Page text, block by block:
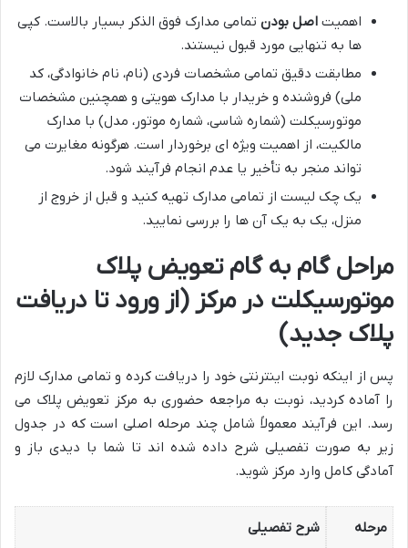
اهمیت اصل بودن تمامی مدارک فوق الذکر بسیار بالاست. کپی
ها به تنهایی مورد قبول نیستند.
مطابقت دقیق تمامی مشخصات فردی (نام، نام خانوادگی، کد
ملی) فروشنده و خریدار با مدارک هویتی و همچنین مشخصات
موتورسیکلت (شماره شاسی، شماره موتور، مدل) با مدارک
مالکیت، از اهمیت ویژه ای برخوردار است. هرگونه مغایرت می
تواند منجر به تأخیر یا عدم انجام فرآیند شود.
یک چک لیست از تمامی مدارک تهیه کنید و قبل از خروج از
منزل، یک به یک آن ها را بررسی نمایید.
مراحل گام به گام تعویض پلاک
موتورسیکلت در مرکز (از ورود تا دریافت
پلاک جدید)
پس از اینکه نوبت اینترنتی خود را دریافت کرده و تمامی مدارک لازم
را آماده کردید، نوبت به مراجعه حضوری به مرکز تعویض پلاک می
رسد. این فرآیند معمولاً شامل چند مرحله اصلی است که در جدول
زیر به صورت تفصیلی شرح داده شده اند تا شما با دیدی باز و
آمادگی کامل وارد مرکز شوید.
مرحله شرح تفصیلی